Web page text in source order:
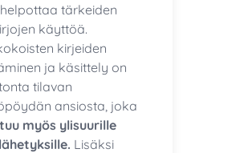
tärkeiden
käyttöä.
kirjeiden
ja käsittely on
tilavan
ansiosta, joka
myös ylisuurille
Lisäksi